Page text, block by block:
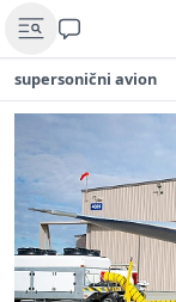
supersonični avion